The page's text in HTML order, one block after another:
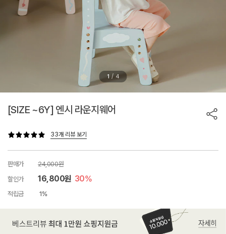
1 / 4
[SIZE ~6Y] 엔시 라운지웨어
33개 리뷰 보기
판매가
24,000원
할인가
16,800원 30%
적립금 1%